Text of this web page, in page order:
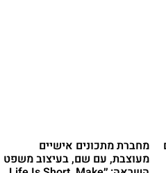
מחברת מתכונים אישיים
מעוצבת, עם שם, בעיצוב משפט